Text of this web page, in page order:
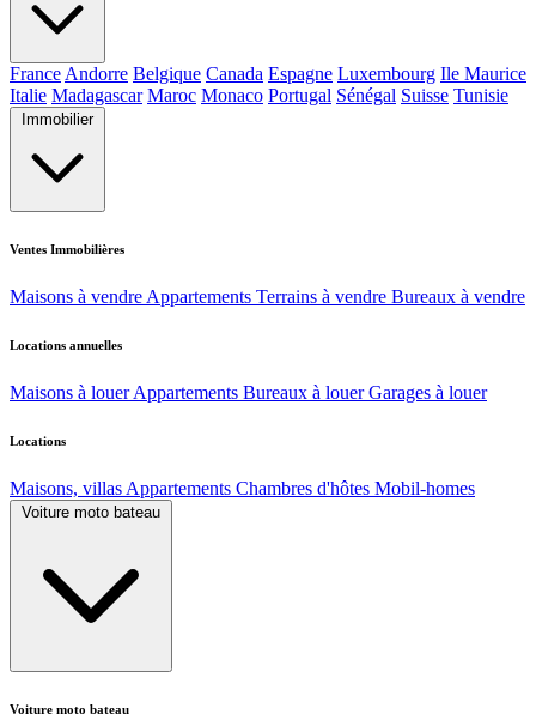
France Andorre Belgique Canada Espagne Luxembourg Ile Maurice
Italie Madagascar Maroc Monaco Portugal Sénégal Suisse Tunisie
Immobilier
Ventes Immobilières
Maisons à vendre Appartements Terrains à vendre Bureaux à vendre
Locations annuelles
Maisons à louer Appartements Bureaux à louer Garages à louer
Locations
Maisons, villas Appartements Chambres d'hôtes Mobil-homes
Voiture moto bateau
Voiture moto bateau